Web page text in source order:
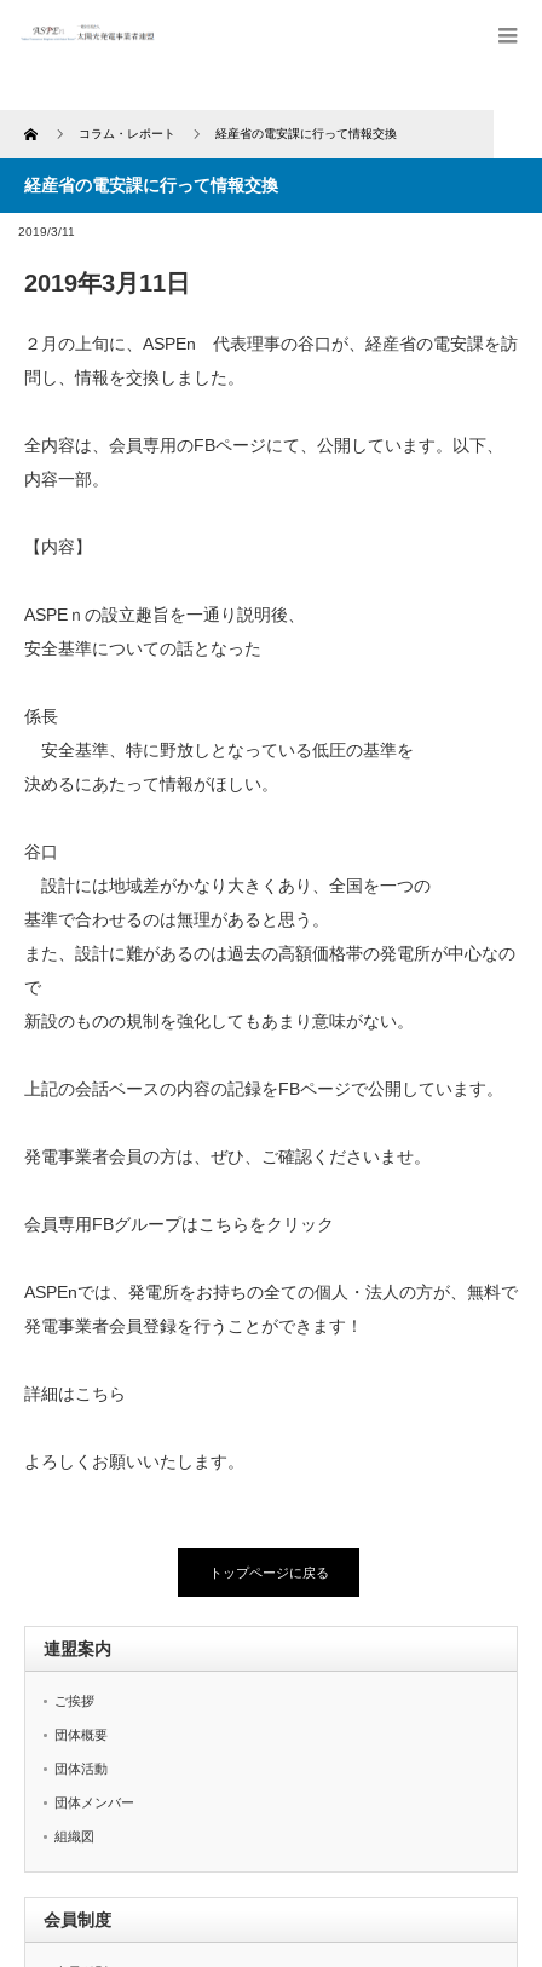
Home コラム・レポート 経産省の電安課に行って情報交換
経産省の電安課に行って情報交換
2019/3/11
2019年3月11日
２月の上旬に、ASPEn 代表理事の谷口が、経産省の電安課を訪
問し、情報を交換しました。
全内容は、会員専用のFBページにて、公開しています。以下、
内容一部。
【内容】
ASPEｎの設立趣旨を一通り説明後、
安全基準についての話となった
係長
安全基準、特に野放しとなっている低圧の基準を
決めるにあたって情報がほしい。
谷口
設計には地域差がかなり大きくあり、全国を一つの
基準で合わせるのは無理があると思う。
また、設計に難があるのは過去の高額価格帯の発電所が中心なの
で
新設のものの規制を強化してもあまり意味がない。
上記の会話ベースの内容の記録をFBページで公開しています。
発電事業者会員の方は、ぜひ、ご確認くださいませ。
会員専用FBグループはこちらをクリック
ASPEnでは、発電所をお持ちの全ての個人・法人の方が、無料で
発電事業者会員登録を行うことができます！
詳細はこちら
よろしくお願いいたします。
トップページに戻る
連盟案内
ご挨拶
団体概要
団体活動
団体メンバー
組織図
会員制度